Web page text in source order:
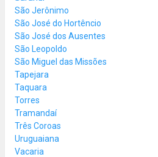
São Jerônimo
São José do Hortêncio
São José dos Ausentes
São Leopoldo
São Miguel das Missões
Tapejara
Taquara
Torres
Tramandaí
Três Coroas
Uruguaiana
Vacaria